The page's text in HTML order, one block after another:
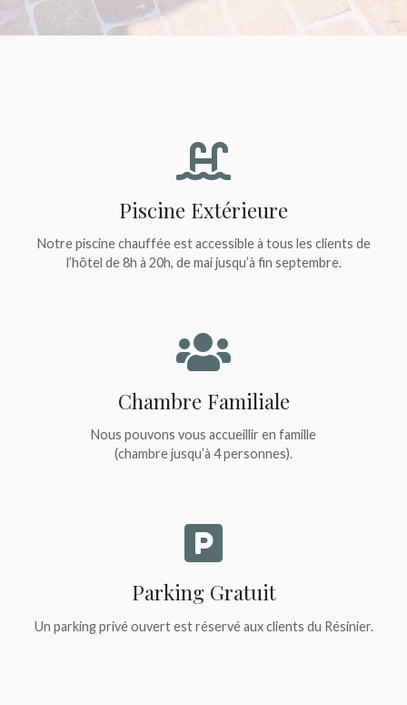
Piscine Extérieure
Notre piscine chauffée est accessible à tous les clients de
l’hôtel de 8h à 20h, de mai jusqu’à fin septembre.
Chambre Familiale
Nous pouvons vous accueillir en famille
(chambre jusqu’à 4 personnes).
Parking Gratuit
Un parking privé ouvert est réservé aux clients du Résinier.